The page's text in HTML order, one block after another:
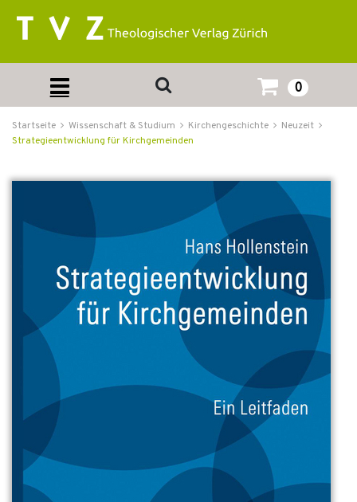
0
Startseite Wissenschaft & Studium Kirchengeschichte
Neuzeit
Strategieentwicklung für Kirchgemeinden